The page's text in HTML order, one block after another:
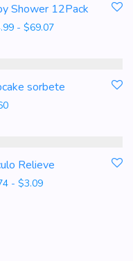
hasta $4.33
Shower 12Pack
- $69.07Rango de
hasta $5.58
sorbete
Relieve
- $3.09Rango de precios: